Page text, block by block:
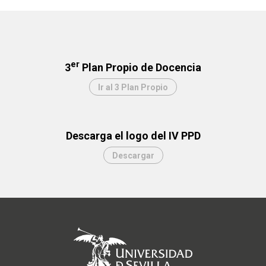
3er Plan Propio de Docencia
Ir al 3 Plan Propio
Descarga el logo del IV PPD
Descargar